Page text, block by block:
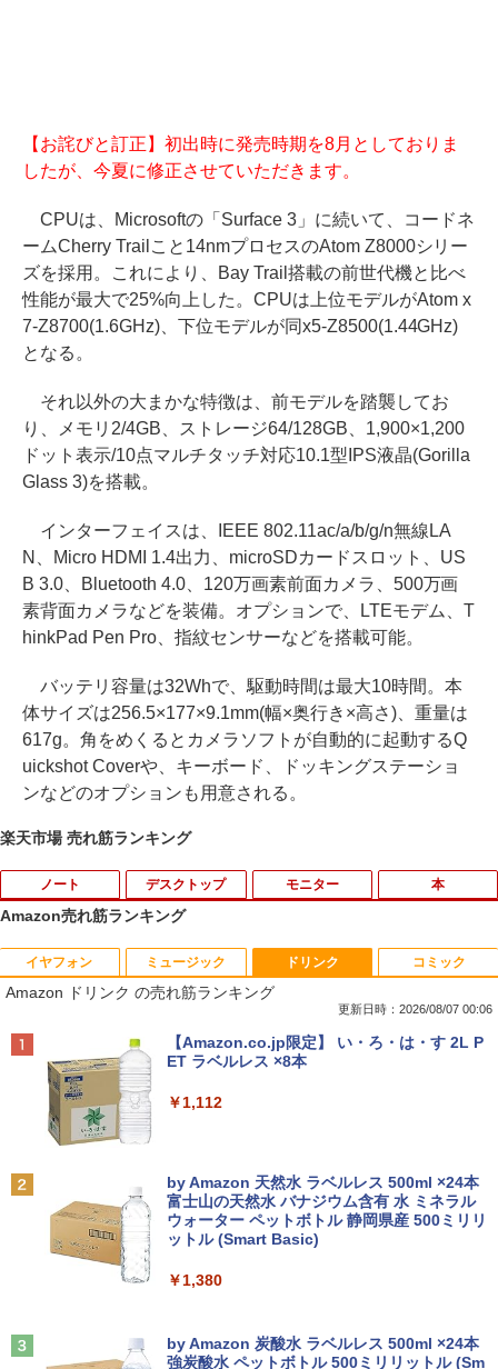
【お詫びと訂正】初出時に発売時期を8月としておりま
したが、今夏に修正させていただきます。
CPUは、Microsoftの「Surface 3」に続いて、コードネ
ームCherry Trailこと14nmプロセスのAtom Z8000シリー
ズを採用。これにより、Bay Trail搭載の前世代機と比べ
性能が最大で25%向上した。CPUは上位モデルがAtom x
7-Z8700(1.6GHz)、下位モデルが同x5-Z8500(1.44GHz)
となる。
それ以外の大まかな特徴は、前モデルを踏襲してお
り、メモリ2/4GB、ストレージ64/128GB、1,900×1,200
ドット表示/10点マルチタッチ対応10.1型IPS液晶(Gorilla
Glass 3)を搭載。
インターフェイスは、IEEE 802.11ac/a/b/g/n無線LA
N、Micro HDMI 1.4出力、microSDカードスロット、US
B 3.0、Bluetooth 4.0、120万画素前面カメラ、500万画
素背面カメラなどを装備。オプションで、LTEモデム、T
hinkPad Pen Pro、指紋センサーなどを搭載可能。
バッテリ容量は32Whで、駆動時間は最大10時間。本
体サイズは256.5×177×9.1mm(幅×奥行き×高さ)、重量は
617g。角をめくるとカメラソフトが自動的に起動するQ
uickshot Coverや、キーボード、ドッキングステーショ
ンなどのオプションも用意される。
楽天市場 売れ筋ランキング
ノート
1
中古ノートパソコン 新生活セット 2026
Windows11搭載 Office付き 15.6型 大手
メーカー 第6〜8世代 Core i3/i5 メモリ8
GB SSD最大1TB 高速SSD搭載 初期設定
済み テレワーク応援 在宅勤務 学生向け
FU25-repc ノートPC 中古パソコン
￥13,900
＼8月限定エントリーでP10倍／【中古】
ノートパソコン windows11 office付き
Lenovo レノボ ThinkPad L390 20NSS2
5A00 Core i5 8世代 メモリー8GB 高速S
パソコン すぐ使える オフィス付きPC 送
￥22,770
デスクトップ
1
【訳あり品】中古パソコン | NEC | Mate
MKM34B-1 | Windows11 | デスクトップ
| 一年保証 | 第7世代 | Core i5 7500 3.4
(〜最大3.8)GHz | MEM:8GB | SSD:256G
B | DVD-ROM | 無線LAN:あり | Win11Pr
o64bit
￥10,000
【マラソンセール期間中ポイント5倍】中
古デスクトップパソコン 第8世代 Core i5
Windows11 高速SSD128GB メモリ8GB
Type-C DisplayPort Lenovo ThinkStat
証 送料無料
モニター
1
【500円クーポン＋ポイント最大31.5%還
元！】モバイルモニター 15.6 インチ FH
D 1920×1080 1080P Fast IPS パネル 非
光沢 1000:1 高コントラスト 超軽量 600
g スピーカー内蔵 Type-C/HDMI 接続 PS
5/Switch/PC/スマホ対応
￥8,490
Dell モニター 19インチ P1917S IPSパネ
ル 1280x1024 スクエア HDMI USBハブ
高さ調整 中古ディスプレイ
【楽天1位!1,600円OFFクーポン 8/4 20:
本
1
【送料無料】感動する地図帖 世界って面
白い!となる100テーマ／イアン・ライト
／Infographic．ly／片山美佳子
￥2,420
卓三/監訳 今村真由子/訳
￥3,520
Aランクパーティを離脱した俺は、元教
Amazon売れ筋ランキング
イヤフォン
Anker Soundcore P40i オフホワイト
Anker Soundcore P31i ブラック
￥5,990
ンク
ミュージック
BRUCE WAYNE feat. Flo Milli, ATL Jacob
[Explicit]
￥250
BRUCE WAYNE feat. Flo Milli, ATL Jacob
[Explicit]
￥250
￥250
ドリンク
Amazon ドリンク の売れ筋ランキング
更新日時：2026/08/07 00:06
【Amazon.co.jp限定】 い・ろ・は・す 2L P
ET ラベルレス ×8本
￥1,112
by Amazon 天然水 ラベルレス 500ml ×24本
富士山の天然水 バナジウム含有 水 ミネラル
ウォーター ペットボトル 静岡県産 500ミリリ
ットル (Smart Basic)
￥1,380
by Amazon 炭酸水 ラベルレス 500ml ×24本
強炭酸水 ペットボトル 500ミリリットル (Sm
コミック